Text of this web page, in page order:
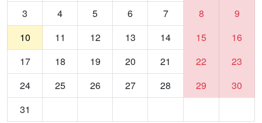
3
4 5 6 7 8
9
10
11 12 13 14 15
16
17
18 19 20 21 22
23
24
25 26 27 28 29
30
31